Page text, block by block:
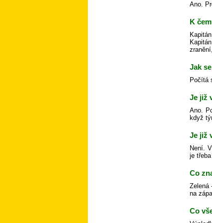
Ano.
K
Jak
Počítá
Je již
Ano.
když
Je již
Není.
je
Co
Zelená
na
Co